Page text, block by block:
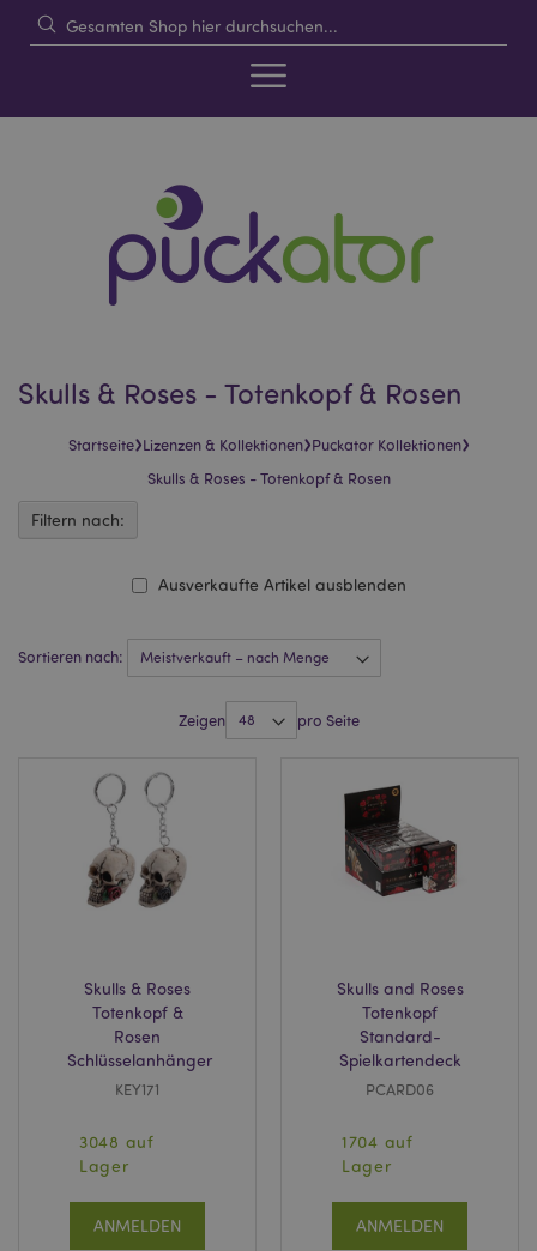
Skulls & Roses - Totenkopf & Rosen
Startseite›Lizenzen & Kollektionen›Puckator Kollektionen›
Skulls & Roses - Totenkopf & Rosen
Sortieren nach:
Zeigen pro Seite
Skulls & Roses
Totenkopf &
Rosen
Schlüsselanhänger
KEY171
3048 auf
Lager
ANMELDEN
Skulls and Roses
Totenkopf
Standard-
Spielkartendeck
PCARD06
1704 auf
Lager
ANMELDEN
Ausverkaufte Artikel ausblenden
Filtern nach: